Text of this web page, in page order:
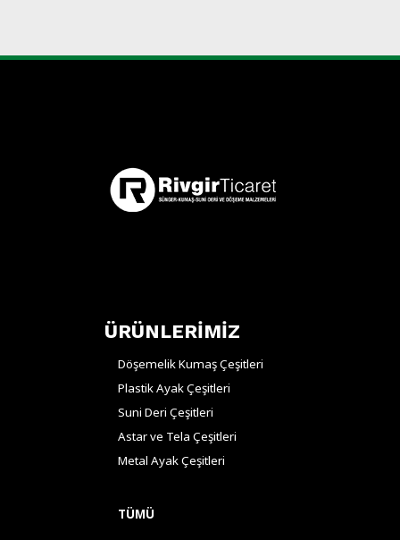
ÜRÜNLERİMİZ
Döşemelik Kumaş Çeşitleri
Plastik Ayak Çeşitleri
Suni Deri Çeşitleri
Astar ve Tela Çeşitleri
Metal Ayak Çeşitleri
TÜMÜ